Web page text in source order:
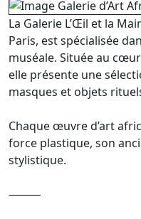
La Galerie L’Œil et la
Paris, est spécialisée
muséale. Située au
elle présente une
masques et objets
Chaque œuvre d’art
force plastique, son
stylistique.
⸻